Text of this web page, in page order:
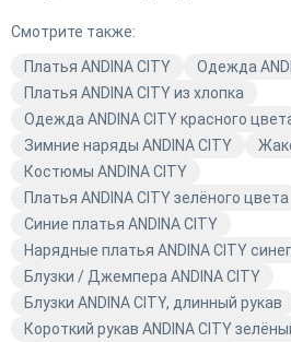
идеально сядет по фигуре и
вашим предпочтениям. Не
обновить свой гардероб
одеждой от ANDINA CITY.
и наслаждайтесь комфортом и
Смотрите также:
Платья ANDINA CITY
Одежда
Платья ANDINA CITY из хлопка
Одежда ANDINA CITY красного
Зимние наряды ANDINA CITY
Костюмы ANDINA CITY
Платья ANDINA CITY зелёного цвета
Синие платья ANDINA CITY
Нарядные платья ANDINA CITY
Блузки / Джемпера ANDINA CITY
Блузки ANDINA CITY, длинный рукав
Короткий рукав ANDINA CITY